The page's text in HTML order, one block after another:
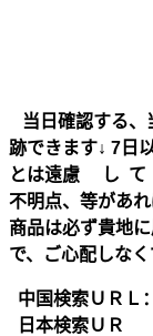
当日確認する、
跡できます↓ 7日
とは遠慮 し て
不明点、等があ
商品は必ず貴地
で、ご心配しなく
中国検索ＵＲＬ：
日本検索ＵＲ